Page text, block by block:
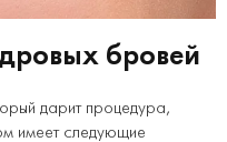
бровей
дарит процедура,
имеет следующие